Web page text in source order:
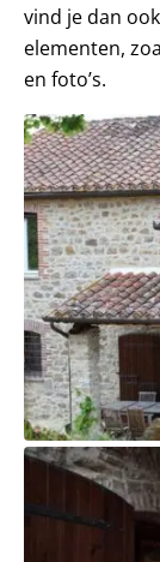
vind je dan
elementen,
en foto’s.